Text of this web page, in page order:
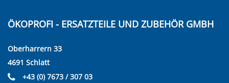
ÖKOPROFI - ERSATZTEILE UND ZUBEHÖR GMBH
Oberharrern 33
4691 Schlatt
+43 (0) 7673 / 307 03